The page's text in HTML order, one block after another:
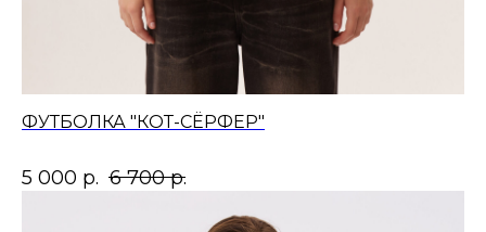
ФУТБОЛКА "КОТ-СЁРФЕР"
5 000 р. 6 700 р.